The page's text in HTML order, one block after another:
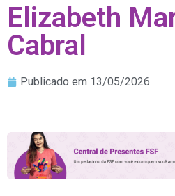
Elizabeth
Cabral
Publicado em 13/05/2026